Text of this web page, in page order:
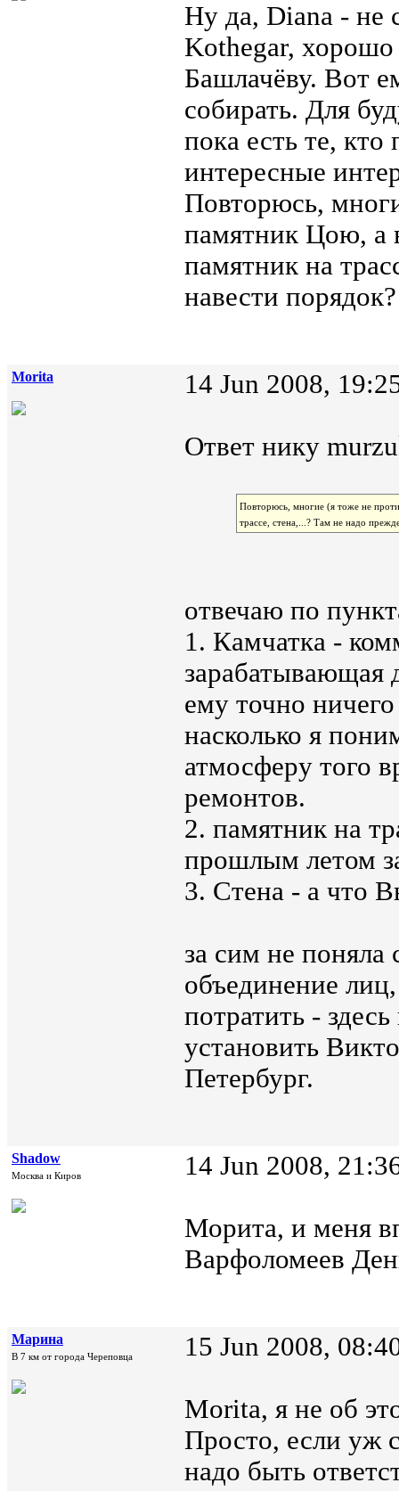
Ну да, Diana - не
Kothegar,
Башлачёву. Вот
собирать. Для
пока есть те,
интересные
Повторюсь,
памятник Цою, а
памятник на
навести порядок?
Morita 14 Jun 2008,
Ответ нику
Повторюсь, многие (я тоже не
трассе, стена,...? Там не надо
отвечаю по
1. Камчатка -
зарабатывающая
ему точно
насколько я
атмосферу того
ремонтов.
2. памятник на
прошлым летом
3. Стена - а что
за сим не поняла
объединение
потратить -
установить
Петербург.
Shadow
Москва и Киров 14 Jun 2008,
Морита, и меня
Варфоломеев
Марина
В 7 км от города Череповца 15 Jun 2008,
Morita, я не об
Просто, если уж
надо быть